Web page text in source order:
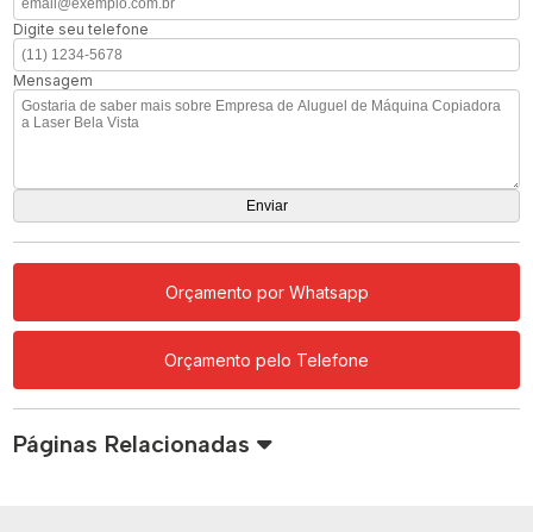
Digite seu telefone
Mensagem
Orçamento por Whatsapp
Orçamento pelo Telefone
Páginas Relacionadas